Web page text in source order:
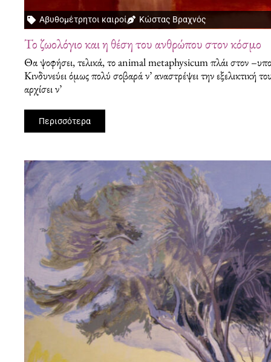
Αβυθομέτρητοι καιροί Κώστας Βραχνός
Το ζωολόγιο και η θέση του ανθρώπου στον κόσμο
Θα ψοφήσει, τελικά, το animal metaphysicum πλάι στον
Κινδυνεύει όμως πολύ σοβαρά ν’ αναστρέψει την εξελικτική
αρχίσει ν’
Περισσότερα